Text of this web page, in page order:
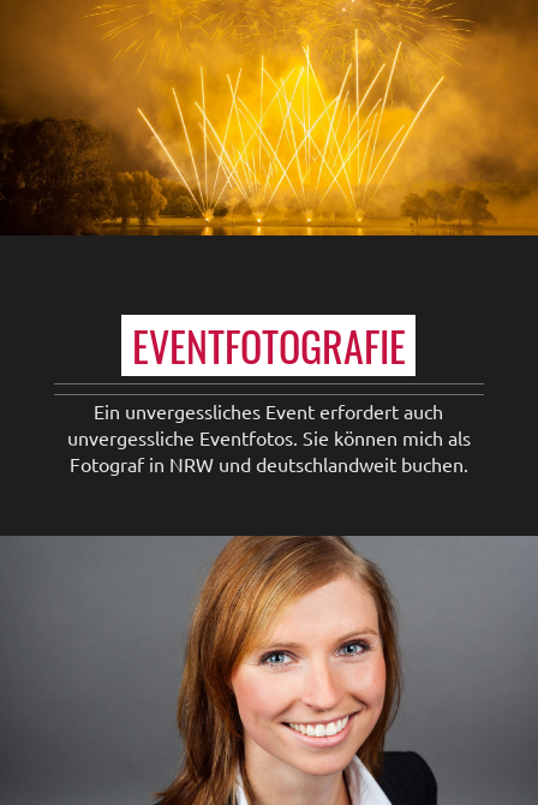
EVENTFOTOGRAFIE
Ein unvergessliches Event erfordert auch
unvergessliche Eventfotos. Sie können mich als
Fotograf in NRW und deutschlandweit buchen.